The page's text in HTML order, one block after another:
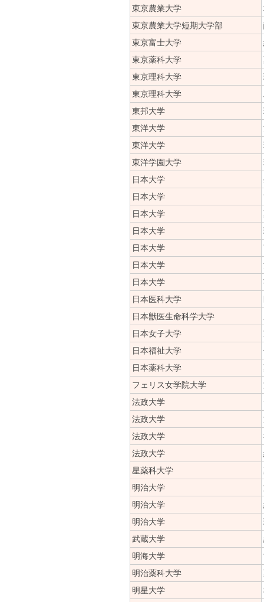
東京農業大学
東京農業大学短期大学部
東京富士大学
東京薬科大学
東京理科大学
東京理科大学
東邦大学
東洋大学
東洋大学
東洋学園大学
日本大学
日本大学
日本大学
日本大学
日本大学
日本大学
日本大学
日本医科大学
日本獣医生命科学大学
日本女子大学
日本福祉大学
日本薬科大学
フェリス女学院大学
法政大学
法政大学
法政大学
法政大学
星薬科大学
明治大学
明治大学
明治大学
武蔵大学
明海大学
明治薬科大学
明星大学